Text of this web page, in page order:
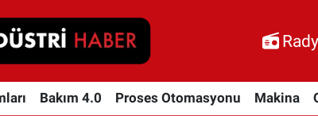
Bakım 4.0 Proses Otomasyonu Makina